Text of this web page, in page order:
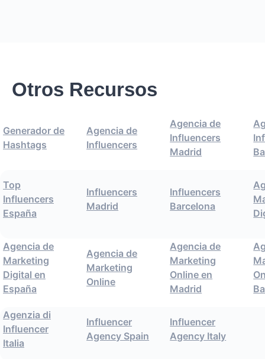
Otros Recursos
Generador de
Hashtags
Agencia de
Influencers
Agencia de
Influencers
Madrid
Top
Influencers
España
Influencers
Madrid
Influencers
Barcelona
Agencia de
Marketing
Digital en
España
Agencia de
Marketing
Online
Agencia de
Marketing
Online en
Madrid
Agenzia di
Influencer
Italia
Influencer
Agency Spain
Influencer
Agency Italy